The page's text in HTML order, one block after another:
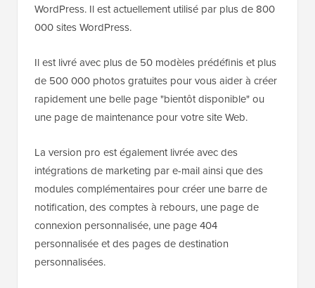
WordPress. Il est actuellement utilisé par plus de 800
000 sites WordPress.
Il est livré avec plus de 50 modèles prédéfinis et plus
de 500 000 photos gratuites pour vous aider à créer
rapidement une belle page "bientôt disponible" ou
une page de maintenance pour votre site Web.
La version pro est également livrée avec des
intégrations de marketing par e-mail ainsi que des
modules complémentaires pour créer une barre de
notification, des comptes à rebours, une page de
connexion personnalisée, une page 404
personnalisée et des pages de destination
personnalisées.